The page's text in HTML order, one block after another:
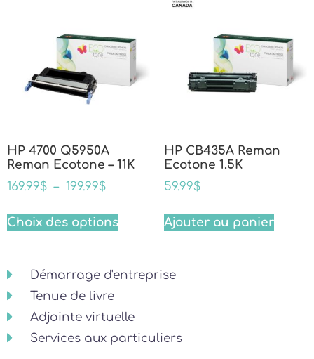
HP 4700 Q5950A
Reman Ecotone – 11K
169.99$ – 199.99$
Choix des options
HP CB435A Reman
Ecotone 1.5K
59.99$
Ajouter au panier
Démarrage d'entreprise
Tenue de livre
Adjointe virtuelle
Services aux particuliers